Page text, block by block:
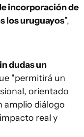
incorporación de
los uruguayos",
dudas un
"permitirá un
orientado
amplio diálogo
real y